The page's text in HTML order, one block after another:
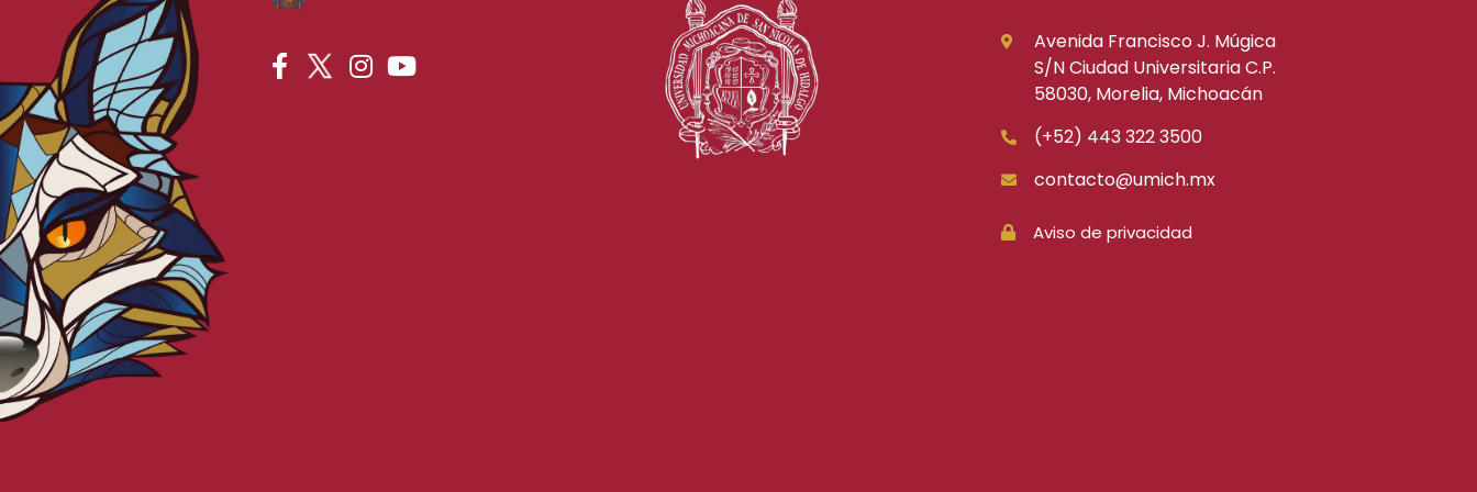
Avenida Francisco J. Múgica
S/N Ciudad Universitaria C.P.
58030, Morelia, Michoacán
(+52) 443 322 3500
contacto@umich.mx
Aviso de privacidad